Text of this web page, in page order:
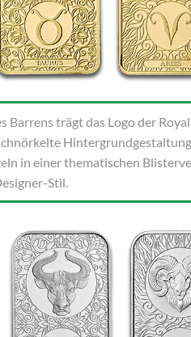
Barrens trägt das Logo der
in einer thematischen
Stil.